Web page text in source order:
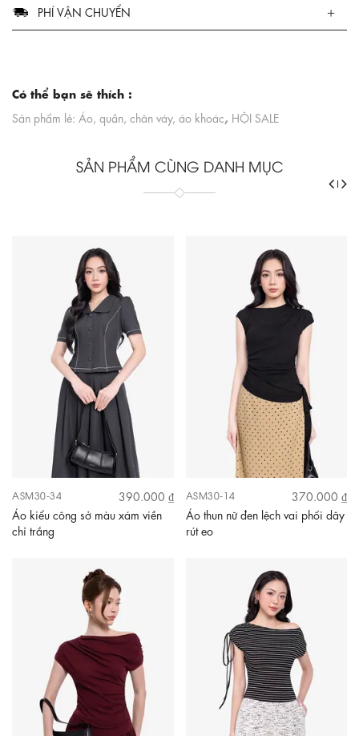
PHÍ VẬN CHUYỂN
Có thể bạn sẽ thích :
Sản phẩm lẻ: Áo, quần, chân váy, áo khoác, HỘI SALE
SẢN PHẨM CÙNG DANH MỤC
ASM30-34
390.000 ₫
Áo kiểu công sở màu xám viền
chỉ trắng
ASM30-14
370.000 ₫
Áo thun nữ đen lệch vai phối dây
rút eo